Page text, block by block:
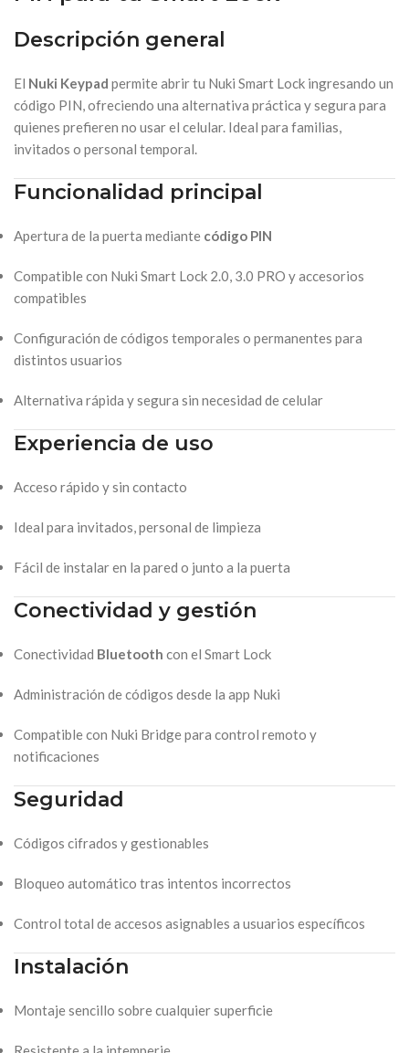
Descripción general
El Nuki Keypad permite abrir tu Nuki Smart Lock ingresando un
código PIN, ofreciendo una alternativa práctica y segura para
quienes prefieren no usar el celular. Ideal para familias,
invitados o personal temporal.
Funcionalidad principal
Apertura de la puerta mediante código PIN
Compatible con Nuki Smart Lock 2.0, 3.0 PRO y accesorios
compatibles
Configuración de códigos temporales o permanentes para
distintos usuarios
Alternativa rápida y segura sin necesidad de celular
Experiencia de uso
Acceso rápido y sin contacto
Ideal para invitados, personal de limpieza
Fácil de instalar en la pared o junto a la puerta
Conectividad y gestión
Conectividad Bluetooth con el Smart Lock
Administración de códigos desde la app Nuki
Compatible con Nuki Bridge para control remoto y
notificaciones
Seguridad
Códigos cifrados y gestionables
Bloqueo automático tras intentos incorrectos
Control total de accesos asignables a usuarios específicos
Instalación
Montaje sencillo sobre cualquier superficie